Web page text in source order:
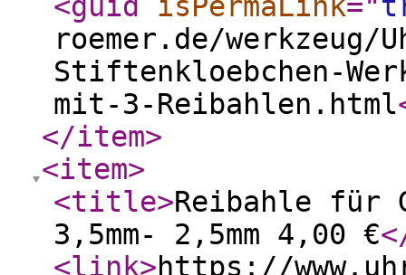
roemer.de/werkzeug/
Stiftenkloebchen-
mit-3-Reibahlen.html
</item>
<item>
<title>Reibahle für
3,5mm- 2,5mm 4,00 €
<link>https://